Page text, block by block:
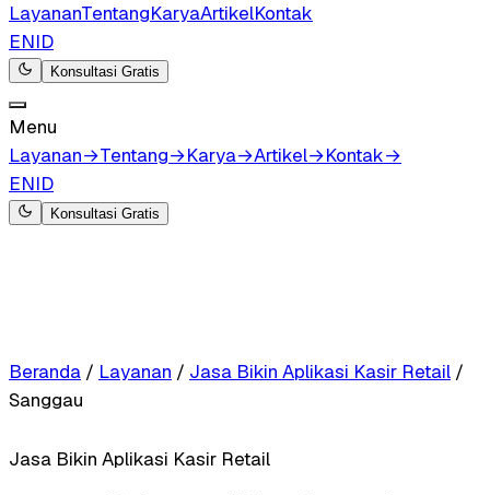
LayananTentangKaryaArtikelKontak
ENID
Konsultasi Gratis
Menu
Layanan→Tentang→Karya→Artikel→Kontak→
ENID
Konsultasi Gratis
Beranda / Layanan / Jasa Bikin Aplikasi Kasir Retail /
Sanggau
Jasa Bikin Aplikasi Kasir Retail